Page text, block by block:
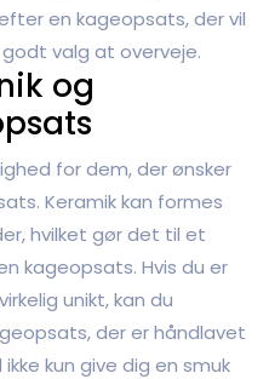
en kageopsats, der vil
valg at overveje.
og
for dem, der ønsker
Keramik kan formes
hvilket gør det til et
kageopsats. Hvis du er
unikt, kan du
der er håndlavet
kun give dig en smuk